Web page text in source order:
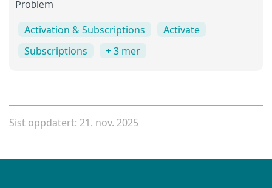
Problem
Activation & Subscriptions
Activate
Subscriptions
+ 3 mer
Sist oppdatert: 21. nov. 2025